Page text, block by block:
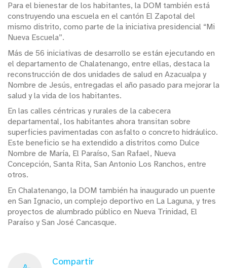
Para el bienestar de los habitantes, la DOM también está
construyendo una escuela en el cantón El Zapotal del
mismo distrito, como parte de la iniciativa presidencial “Mi
Nueva Escuela”.
Más de 56 iniciativas de desarrollo se están ejecutando en
el departamento de Chalatenango, entre ellas, destaca la
reconstrucción de dos unidades de salud en Azacualpa y
Nombre de Jesús, entregadas el año pasado para mejorar la
salud y la vida de los habitantes.
En las calles céntricas y rurales de la cabecera
departamental, los habitantes ahora transitan sobre
superficies pavimentadas con asfalto o concreto hidráulico.
Este beneficio se ha extendido a distritos como Dulce
Nombre de María, El Paraíso, San Rafael, Nueva
Concepción, Santa Rita, San Antonio Los Ranchos, entre
otros.
En Chalatenango, la DOM también ha inaugurado un puente
en San Ignacio, un complejo deportivo en La Laguna, y tres
proyectos de alumbrado público en Nueva Trinidad, El
Paraíso y San José Cancasque.
Compartir